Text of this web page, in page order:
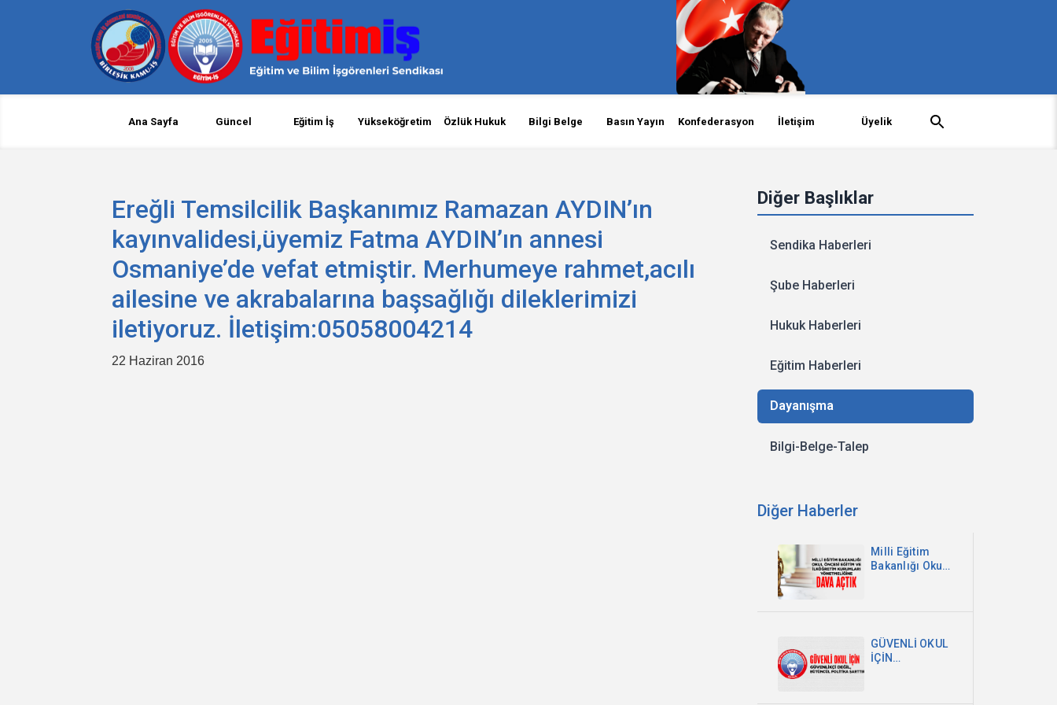
Ana Sayfa Güncel Eğitim İş Yükseköğretim Özlük Hukuk Bilgi Belge Basın Yayın Konfederasyon İletişim Üyelik
Diğer Başlıklar
Sendika Haberleri
Şube Haberleri
Hukuk Haberleri
Eğitim Haberleri
Dayanışma
Bilgi-Belge-Talep
Diğer Haberler
Milli Eğitim
Bakanlığı Okul
Dava Açtık
GÜVENLİ OKUL
İÇİN
Ereğli Temsilcilik Başkanımız Ramazan AYDIN’ın
kayınvalidesi,üyemiz Fatma AYDIN’ın annesi
Osmaniye’de vefat etmiştir. Merhumeye rahmet,acılı
ailesine ve akrabalarına başsağlığı dileklerimizi
iletiyoruz. İletişim:05058004214
22 Haziran 2016